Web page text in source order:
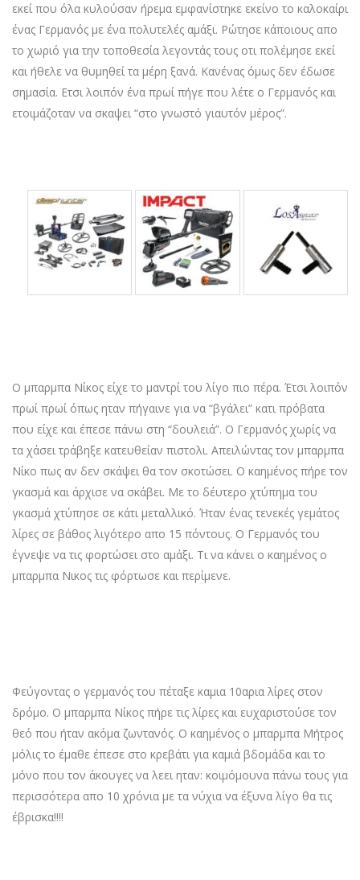
εκεί που όλα κυλούσαν ήρεμα εμφανίστηκε εκείνο το καλοκαίρι
ένας Γερμανός με ένα πολυτελές αμάξι. Ρώτησε κάποιους απο
το χωριό για την τοποθεσία λεγοντάς τους οτι πολέμησε εκεί
και ήθελε να θυμηθεί τα μέρη ξανά. Κανένας όμως δεν έδωσε
σημασία. Ετσι λοιπόν ένα πρωί πήγε που λέτε ο Γερμανός και
ετοιμάζοταν να σκαψει “στο γνωστό γιαυτόν μέρος”.
Ο μπαρμπα Νίκος είχε το μαντρί του λίγο πιο πέρα. Έτσι λοιπόν
πρωί πρωί όπως ηταν πήγαινε για να “βγάλει” κατι πρόβατα
που είχε και έπεσε πάνω στη “δουλειά”. Ο Γερμανός χωρίς να
τα χάσει τράβηξε κατευθείαν πιστολι. Απειλώντας τον μπαρμπα
Νίκο πως αν δεν σκάψει θα τον σκοτώσει. Ο καημένος πήρε τον
γκασμά και άρχισε να σκάβει. Με το δέυτερο χτύπημα του
γκασμά χτύπησε σε κάτι μεταλλικό. Ήταν ένας τενεκές γεμάτος
λίρες σε βάθος λιγότερο απο 15 πόντους. Ο Γερμανός του
έγνεψε να τις φορτώσει στο αμάξι. Τι να κάνει ο καημένος ο
μπαρμπα Νικος τις φόρτωσε και περίμενε.
Φεύγοντας ο γερμανός του πέταξε καμια 10αρια λίρες στον
δρόμο. Ο μπαρμπα Νίκος πήρε τις λίρες και ευχαριστούσε τον
θεό που ήταν ακόμα ζωντανός. Ο καημένος ο μπαρμπα Μήτρος
μόλις το έμαθε έπεσε στο κρεβάτι για καμιά βδομάδα και το
μόνο που τον άκουγες να λεει ηταν: κοιμόμουνα πάνω τους για
περισσότερα απο 10 χρόνια με τα νύχια να έξυνα λίγο θα τις
έβρισκα!!!!